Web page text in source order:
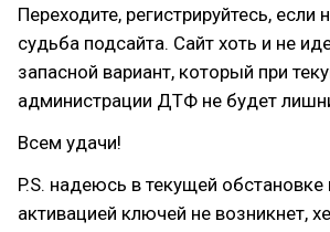
Переходите, регистрируйтесь, если
судьба подсайта. Сайт хоть и не
запасной вариант, который при
администрации ДТФ не будет
Всем удачи!
P.S. надеюсь в текущей
активацией ключей не возникнет,